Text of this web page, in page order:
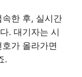
한 후, 실시간
. 대기자는 시
가 올라가면
.